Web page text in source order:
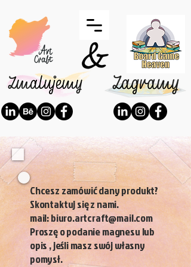
Chcesz zamówić dany produkt?
Skontaktuj się z nami.
mail: biuro.artcraft@mail.com
Proszę o podanie magnesu lub
opis , jeśli masz swój własny
pomysł.